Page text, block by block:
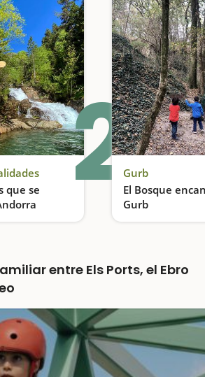
que se
Descubre los Tamarros de Andorra, una actividad ideal para realizar en familia
2Gurb
El Bosque
Gurb
entre Els Ports, el Ebro